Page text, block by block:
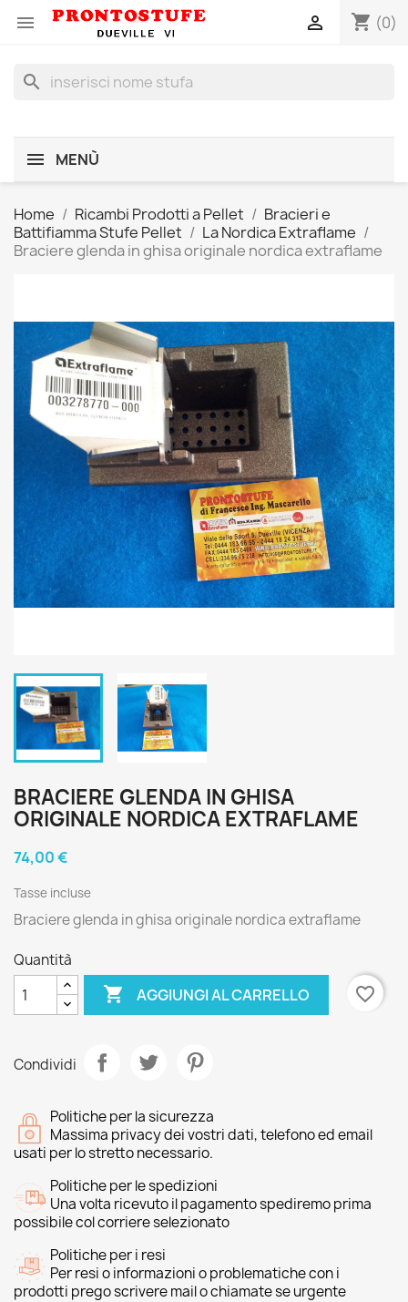
 shopping_cart (0)

search
MENÙ
Home Ricambi Prodotti a Pellet
Bracieri e
Battifiamma Stufe Pellet
La Nordica Extraflame
Braciere glenda in ghisa originale nordica extraflame
BRACIERE GLENDA IN GHISA
ORIGINALE NORDICA EXTRAFLAME
74,00 €
Tasse incluse
Braciere glenda in ghisa originale nordica extraflame
Quantità
 AGGIUNGI AL CARRELLO favorite_border
Condividi
Politiche per la sicurezza
Massima privacy dei vostri dati, telefono ed email
usati per lo stretto necessario.
Politiche per le spedizioni
Una volta ricevuto il pagamento spediremo prima
possibile col corriere selezionato
Politiche per i resi
Per resi o informazioni o problematiche con i
prodotti prego scrivere mail o chiamate se urgente